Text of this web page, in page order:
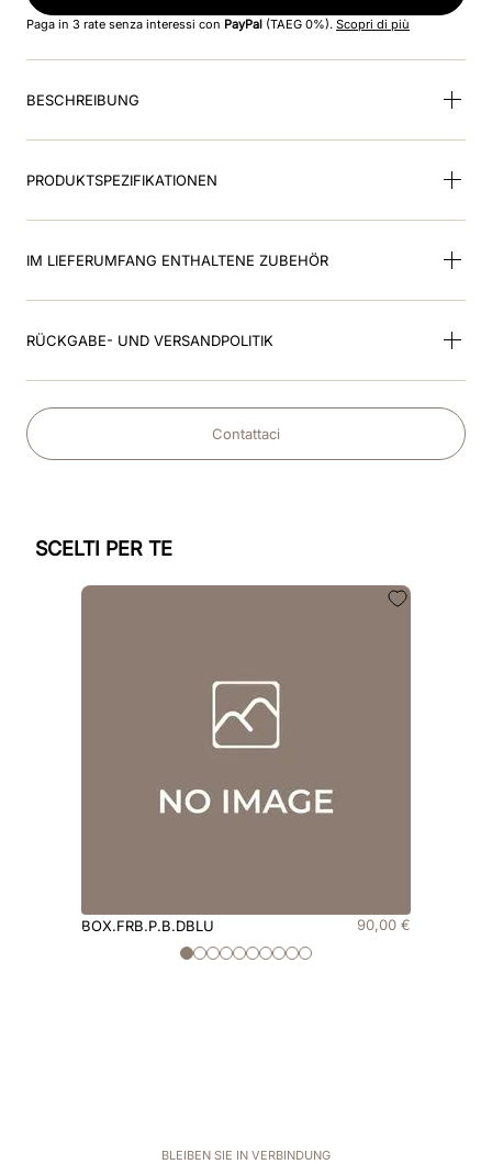
8.glänzend
9.helm
10.smart nova polo star
Paga in 3 rate senza interessi con PayPal (TAEG 0%). Scopri di più
BESCHREIBUNG
PRODUKTSPEZIFIKATIONEN
IM LIEFERUMFANG ENTHALTENE ZUBEHÖR
RÜCKGABE- UND VERSANDPOLITIK
Contattaci
SCELTI PER TE
BOX.FRB.P.B.DBLU 90,00 €
BLEIBEN SIE IN VERBINDUNG